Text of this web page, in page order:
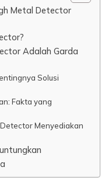
Metal Detector
Adalah Garda
Solusi
Fakta yang
Menyediakan